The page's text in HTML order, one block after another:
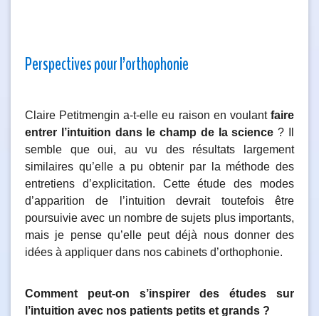
Perspectives pour l’orthophonie
Claire Petitmengin a-t-elle eu raison en voulant faire
entrer l’intuition dans le champ de la science? Il
semble que oui, au vu des résultats largement
similaires qu’elle a pu obtenir par la méthode des
entretiens d’explicitation. Cette étude des modes
d’apparition de l’intuition devrait toutefois être
poursuivie avec un nombre de sujets plus importants,
mais je pense qu’elle peut déjà nous donner des
idées à appliquer dans nos cabinets d’orthophonie.
Comment peut-on s’inspirer des études sur
l’intuition avec nos patients petits et grands ?